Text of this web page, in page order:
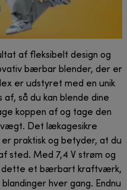
af fleksibelt design og
bærbar blender, der er
er udstyret med en unik
så du kan blende dine
koppen af og tage den
vægt. Det lækagesikre
praktisk og betyder, at du
sted. Med 7,4 V strøm og
dette et bærbart kraftværk,
hver gang. Endnu